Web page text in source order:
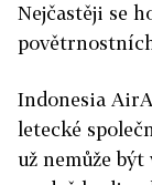
Nejčastěji se
Indonesia
letecké
už nemůže